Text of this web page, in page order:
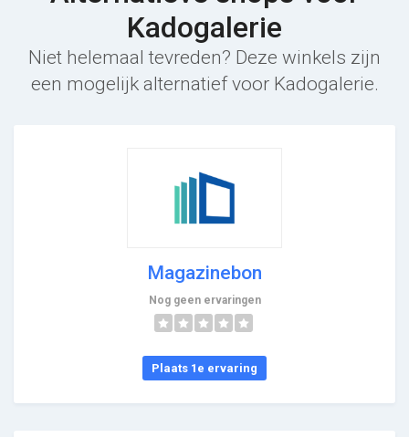
Kadogalerie
Niet helemaal tevreden? Deze winkels zijn
een mogelijk alternatief voor Kadogalerie.
Magazinebon
Nog geen ervaringen
Plaats 1e ervaring